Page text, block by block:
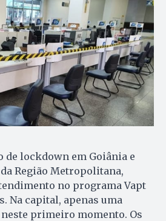
de lockdown em Goiânia e
Região Metropolitana,
no programa Vapt
Na capital, apenas uma
primeiro momento. Os